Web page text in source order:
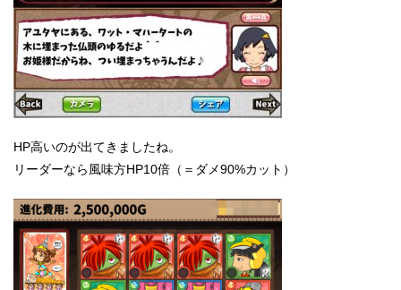
HP高いのが出てきましたね。
リーダーなら風味方HP10倍（＝ダメ90%カット）